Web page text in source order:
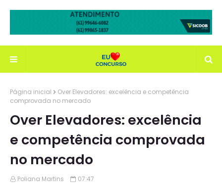
Página inicial
Over Elevadores: excelência e competência
comprovada no mercado
Over Elevadores: excelência
e competência comprovada
no mercado
Poliana Martins 07:47